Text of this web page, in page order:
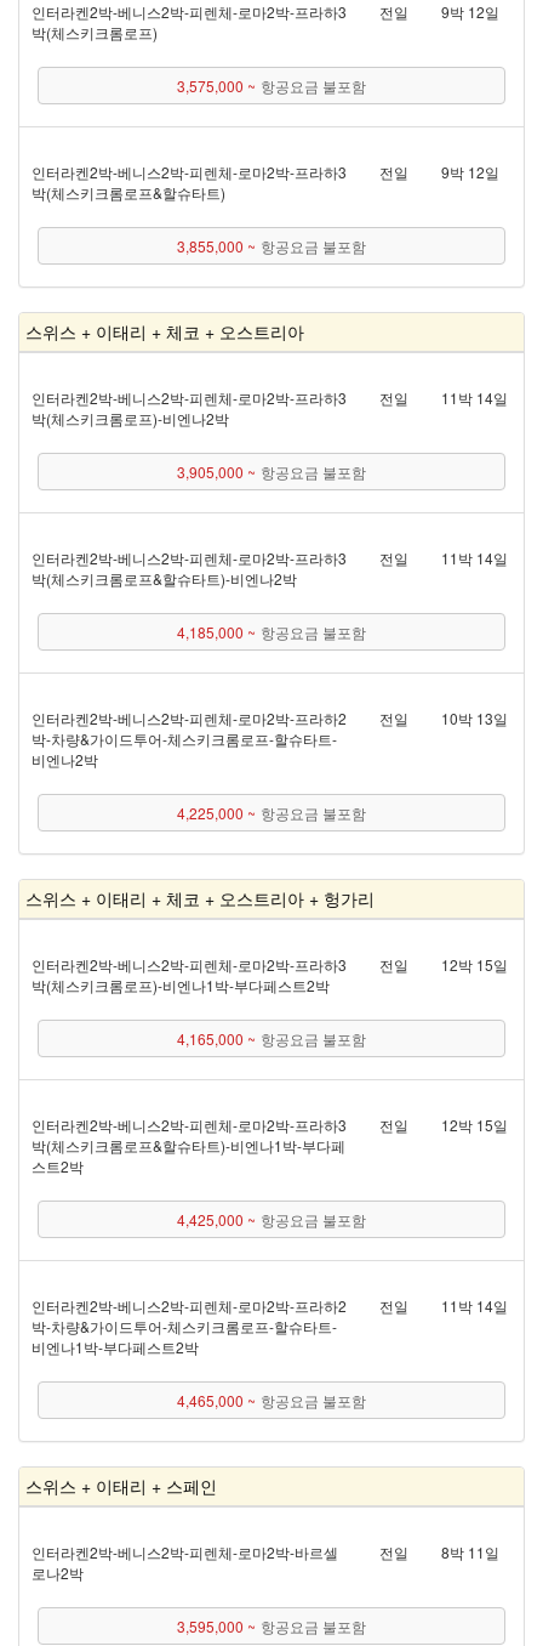
인터라켄 2박 - 베니스 2박 - 피렌체 - 로마 2박 - 프라하 3
박(체스키크롬로프)
전일 9박 12일
3,575,000 ~ 항공요금 불포함
인터라켄 2박 - 베니스 2박 - 피렌체 - 로마 2박 - 프라하 3
박(체스키크롬로프&할슈타트)
전일 9박 12일
3,855,000 ~ 항공요금 불포함
스위스 + 이태리 + 체코 + 오스트리아
인터라켄 2박 - 베니스 2박 - 피렌체 - 로마 2박 - 프라하 3
박(체스키크롬로프) - 비엔나 2박
전일 11박 14일
3,905,000 ~ 항공요금 불포함
인터라켄 2박 - 베니스 2박 - 피렌체 - 로마 2박 - 프라하 3
박(체스키크롬로프&할슈타트) - 비엔나 2박
전일 11박 14일
4,185,000 ~ 항공요금 불포함
인터라켄 2박 - 베니스 2박 - 피렌체 - 로마 2박 - 프라하 2
박 - 차량&가이드투어 - 체스키크롬로프 - 할슈타트 -
비엔나 2박
전일 10박 13일
4,225,000 ~ 항공요금 불포함
스위스 + 이태리 + 체코 + 오스트리아 + 헝가리
인터라켄 2박 - 베니스 2박 - 피렌체 - 로마 2박 - 프라하 3
박(체스키크롬로프) - 비엔나 1박 - 부다페스트 2박
전일 12박 15일
4,165,000 ~ 항공요금 불포함
인터라켄 2박 - 베니스 2박 - 피렌체 - 로마 2박 - 프라하 3
박(체스키크롬로프&할슈타트) - 비엔나 1박 - 부다페
스트 2박
전일 12박 15일
4,425,000 ~ 항공요금 불포함
인터라켄 2박 - 베니스 2박 - 피렌체 - 로마 2박 - 프라하 2
박 - 차량&가이드투어 - 체스키크롬로프 - 할슈타트 -
비엔나 1박 - 부다페스트 2박
전일 11박 14일
4,465,000 ~ 항공요금 불포함
스위스 + 이태리 + 스페인
인터라켄 2박 - 베니스 2박 - 피렌체 - 로마 2박 - 바르셀
로나 2박
전일 8박 11일
3,595,000 ~ 항공요금 불포함